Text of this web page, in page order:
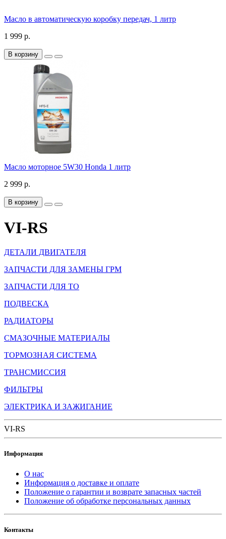
Масло в автоматическую коробку передач, 1 литр
1 999 р.
В корзину
Масло моторное 5W30 Honda 1 литр
2 999 р.
В корзину
VI-RS
ДЕТАЛИ ДВИГАТЕЛЯ
ЗАПЧАСТИ ДЛЯ ЗАМЕНЫ ГРМ
ЗАПЧАСТИ ДЛЯ ТО
ПОДВЕСКА
РАДИАТОРЫ
СМАЗОЧНЫЕ МАТЕРИАЛЫ
ТОРМОЗНАЯ СИСТЕМА
ТРАНСМИССИЯ
ФИЛЬТРЫ
ЭЛЕКТРИКА И ЗАЖИГАНИЕ
VI-RS
Информация
О нас
Информация о доставке и оплате
Положение о гарантии и возврате запасных частей
Положение об обработке персональных данных
Контакты